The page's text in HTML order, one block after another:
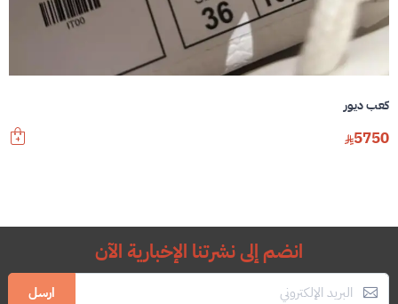
كعب ديور
5750
انضم إلى نشرتنا الإخبارية الآن
ارسل